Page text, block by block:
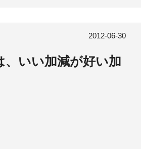
2012-06-30
いい加減が好い加